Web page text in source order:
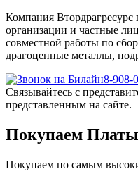
Компания Втордрагресурс
организации и частные
совместной работы по
драгоценные металлы,
8-908-
Связывайтесь с
представленным на сайте.
Покупаем Платы
Покупаем по самым